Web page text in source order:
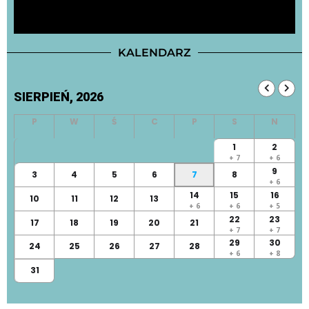
KALENDARZ
SIERPIEŃ, 2026
1
+ 7
2
+ 6
3 4 5 6 7 8 9
+ 6
10 11 12 13 14
+ 6
15
+ 6
16
+ 5
17 18 19 20 21 22
+ 7
23
+ 7
24 25 26 27 28 29
+ 6
30
+ 8
31